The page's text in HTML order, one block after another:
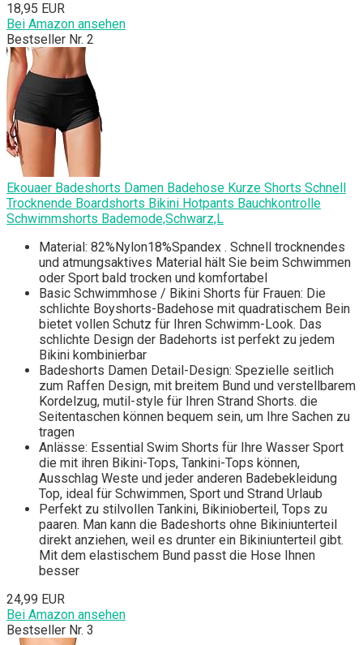
18,95 EUR
Bei Amazon ansehen
Bestseller Nr. 2
Ekouaer Badeshorts Damen Badehose Kurze Shorts Schnell
Trocknende Boardshorts Bikini Hotpants Bauchkontrolle
Schwimmshorts Bademode,Schwarz,L
Material: 82%Nylon18%Spandex . Schnell trocknendes
und atmungsaktives Material hält Sie beim Schwimmen
oder Sport bald trocken und komfortabel
Basic Schwimmhose / Bikini Shorts für Frauen: Die
schlichte Boyshorts-Badehose mit quadratischem Bein
bietet vollen Schutz für Ihren Schwimm-Look. Das
schlichte Design der Badehorts ist perfekt zu jedem
Bikini kombinierbar
Badeshorts Damen Detail-Design: Spezielle seitlich
zum Raffen Design, mit breitem Bund und verstellbarem
Kordelzug, mutil-style für Ihren Strand Shorts. die
Seitentaschen können bequem sein, um Ihre Sachen zu
tragen
Anlässe: Essential Swim Shorts für Ihre Wasser Sport
die mit ihren Bikini-Tops, Tankini-Tops können,
Ausschlag Weste und jeder anderen Badebekleidung
Top, ideal für Schwimmen, Sport und Strand Urlaub
Perfekt zu stilvollen Tankini, Bikinioberteil, Tops zu
paaren. Man kann die Badeshorts ohne Bikiniunterteil
direkt anziehen, weil es drunter ein Bikiniunterteil gibt.
Mit dem elastischem Bund passt die Hose Ihnen
besser
24,99 EUR
Bei Amazon ansehen
Bestseller Nr. 3